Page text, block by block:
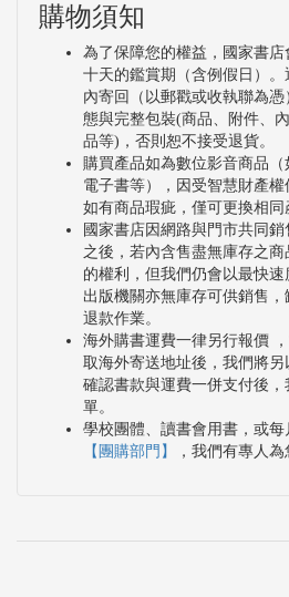
購物須知
為了保障您的權益，國家書
十天的鑑賞期（含例假日）
內寄回（以郵戳或收執聯為
態與完整包裝(商品、附件、
品等)，否則恕不接受退貨。
購買產品如為數位影音商品（
電子書等），因受智慧財產權
如有商品瑕疵，僅可更換相同
國家書店因網路與門市共同
之後，若內含售盡無庫存之
的權利，但我們仍會以最快
出版機關亦無庫存可供銷售
退款作業。
海外購書運費一律另行報價
取海外寄送地址後，我們將另
確認書款與運費一併支付後
單。
學校團體、讀書會用書，或
【團購部門】
，我們有專人為